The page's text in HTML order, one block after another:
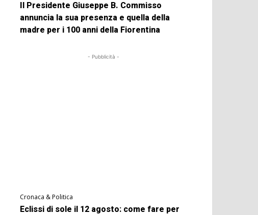
Il Presidente Giuseppe B. Commisso
annuncia la sua presenza e quella della
madre per i 100 anni della Fiorentina
- Pubblicità -
Cronaca & Politica
Eclissi di sole il 12 agosto: come fare per